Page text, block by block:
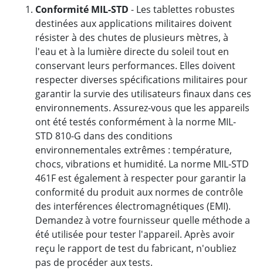
Conformité MIL-STD - Les tablettes robustes
destinées aux applications militaires doivent
résister à des chutes de plusieurs mètres, à
l'eau et à la lumière directe du soleil tout en
conservant leurs performances. Elles doivent
respecter diverses spécifications militaires pour
garantir la survie des utilisateurs finaux dans ces
environnements. Assurez-vous que les appareils
ont été testés conformément à la norme MIL-
STD 810-G dans des conditions
environnementales extrêmes : température,
chocs, vibrations et humidité. La norme MIL-STD
461F est également à respecter pour garantir la
conformité du produit aux normes de contrôle
des interférences électromagnétiques (EMI).
Demandez à votre fournisseur quelle méthode a
été utilisée pour tester l'appareil. Après avoir
reçu le rapport de test du fabricant, n'oubliez
pas de procéder aux tests.